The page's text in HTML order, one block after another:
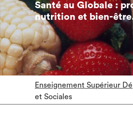
Santé au Globale :
nutrition et bien-
Enseignement Supérieur
et Sociales